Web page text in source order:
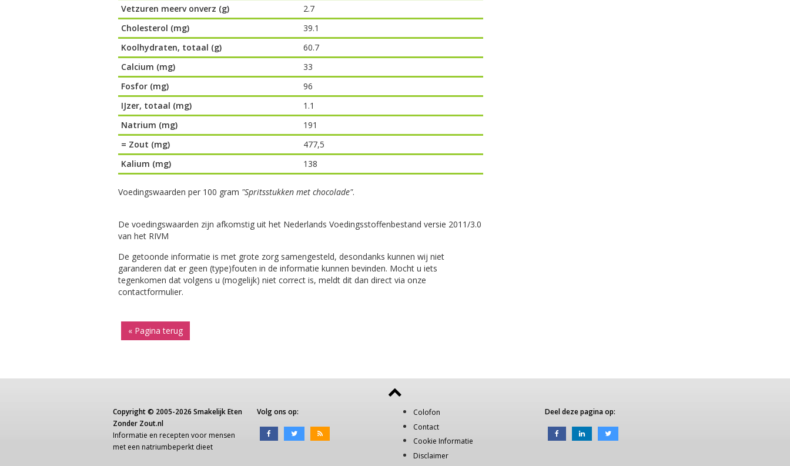
Vetzuren meerv onverz (g)
2.7
Cholesterol (mg)
39.1
Koolhydraten, totaal (g)
60.7
Calcium (mg)
33
Fosfor (mg)
96
IJzer, totaal (mg)
1.1
Natrium (mg)
191
= Zout (mg)
477,5
Kalium (mg)
138
Voedingswaarden per 100 gram "Spritsstukken met chocolade".
De voedingswaarden zijn afkomstig uit het Nederlands Voedingsstoffenbestand versie 2011/3.0
van het RIVM
De getoonde informatie is met grote zorg samengesteld, desondanks kunnen wij niet
garanderen dat er geen (type)fouten in de informatie kunnen bevinden. Mocht u iets
tegenkomen dat volgens u (mogelijk) niet correct is, meldt dit dan direct via onze
contactformulier.
« Pagina terug
Copyright © 2005-2026 Smakelijk Eten
Zonder Zout.nl
Informatie en recepten voor mensen
met een natriumbeperkt dieet
Volg ons op:
Colofon
Contact
Cookie Informatie
Disclaimer
Deel deze pagina op: